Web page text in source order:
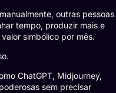
outras pessoas
tempo, produzir mais e
simbólico por mês.
ChatGPT, Midjourney,
sem precisar